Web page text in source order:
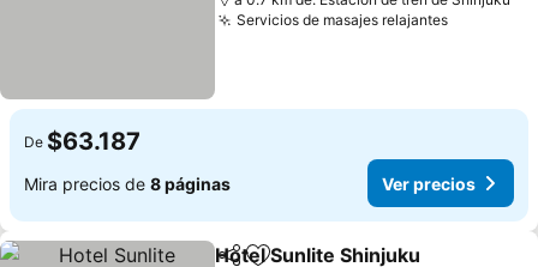
Servicios de masajes relajantesVer
De $63.187
Mira precios de 8 páginas Ver precios
Hotel Sunlite Shinjuku